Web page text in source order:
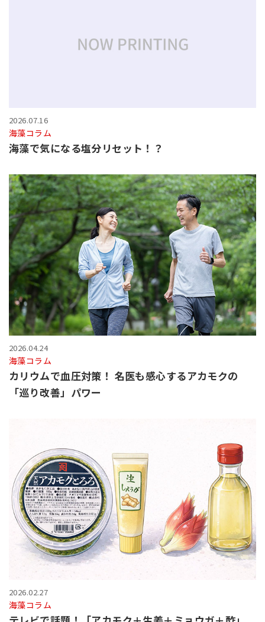
2026.07.16
海藻コラム
海藻で気になる塩分リセット！？
2026.04.24
海藻コラム
カリウムで血圧対策！ 名医も感心するアカモクの
「巡り改善」パワー
2026.02.27
海藻コラム